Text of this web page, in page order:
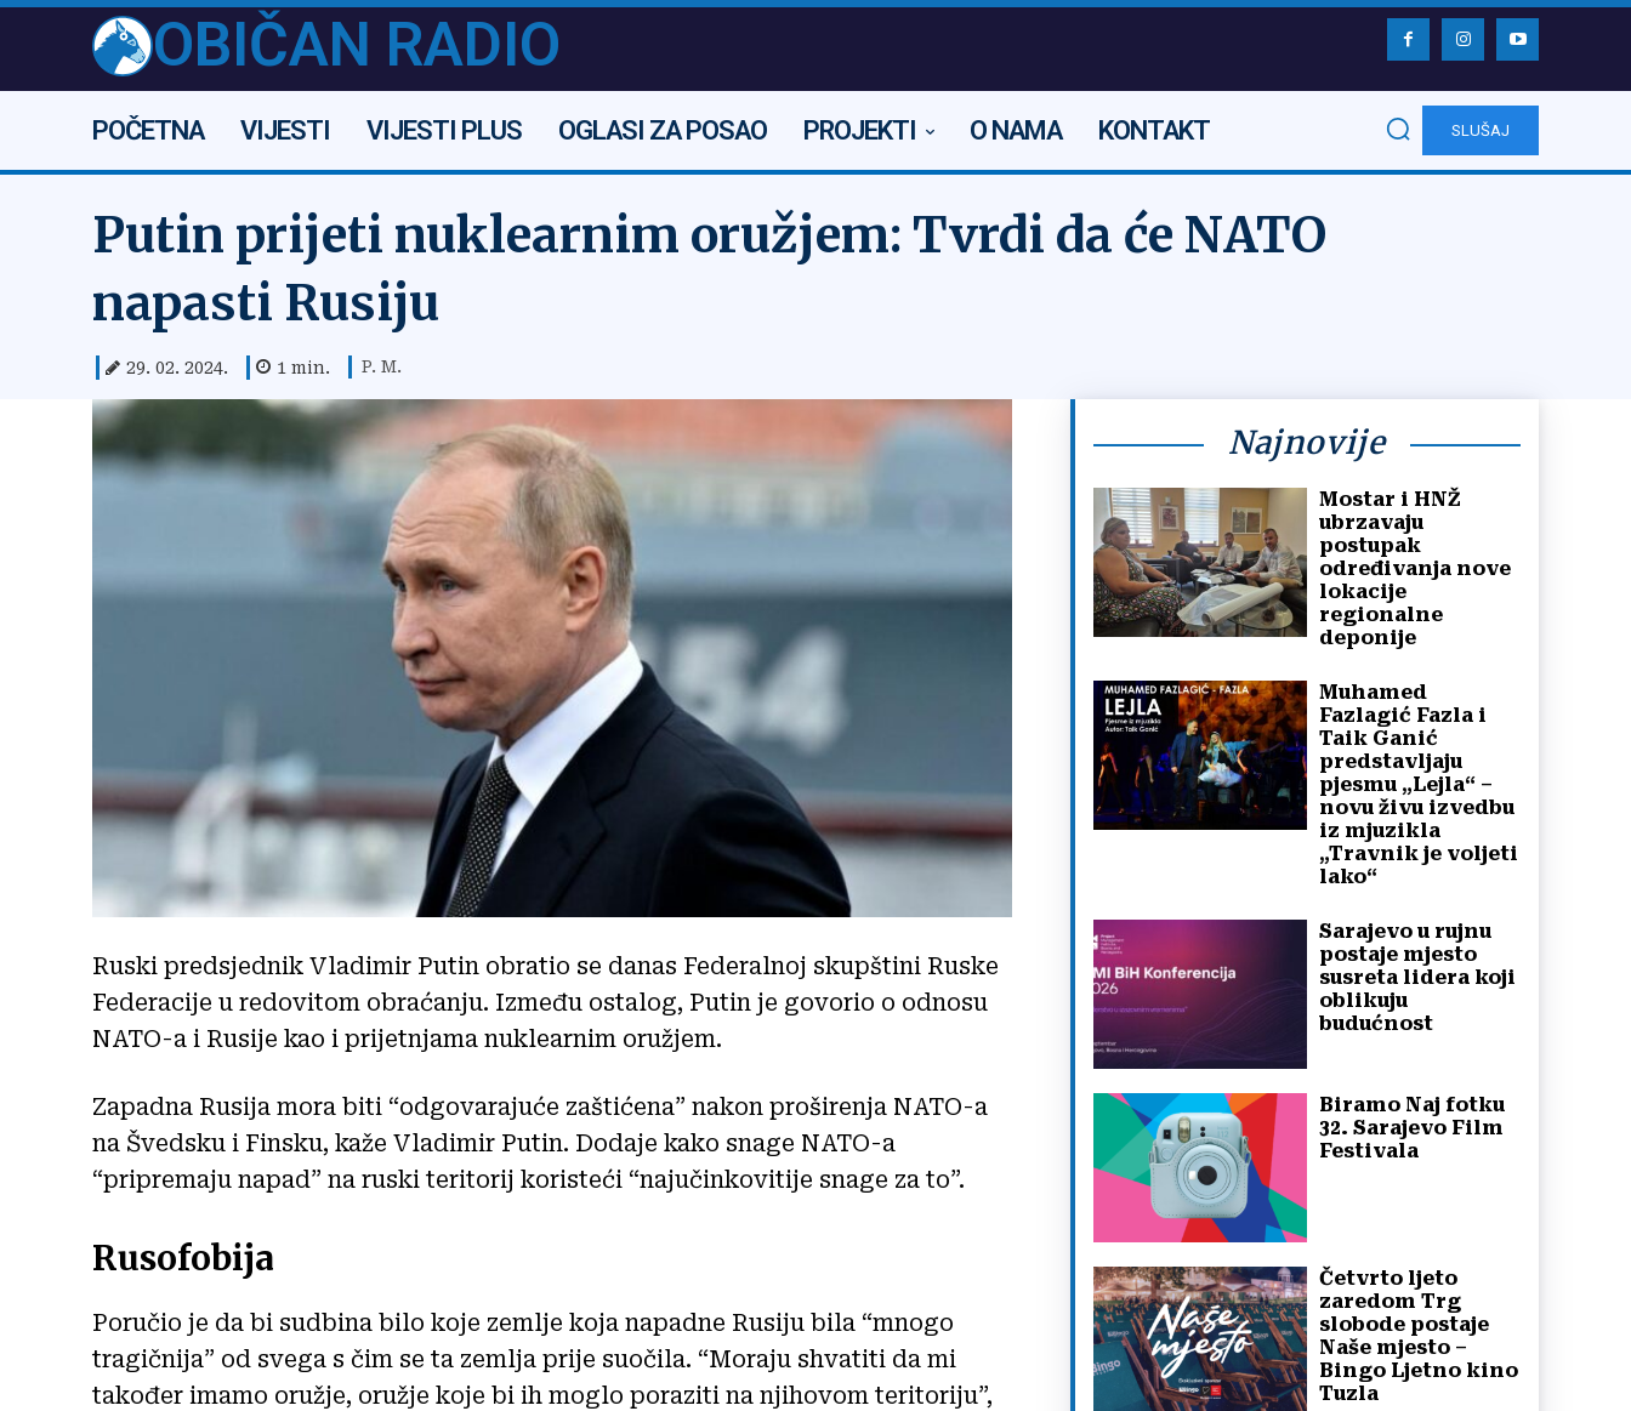
OBIČAN RADIO
POČETNA VIJESTI VIJESTI PLUS OGLASI ZA POSAO PROJEKTI O NAMA KONTAKT SLUŠAJ
Putin prijeti nuklearnim oružjem: Tvrdi da će NATO
napasti Rusiju
29. 02. 2024. 1 min. P. M.
Ruski predsjednik Vladimir Putin obratio se danas Federalnoj skupštini Ruske
Federacije u redovitom obraćanju. Između ostalog, Putin je govorio o odnosu
NATO-a i Rusije kao i prijetnjama nuklearnim oružjem.
Zapadna Rusija mora biti “odgovarajuće zaštićena” nakon proširenja NATO-a
na Švedsku i Finsku, kaže Vladimir Putin. Dodaje kako snage NATO-a
“pripremaju napad” na ruski teritorij koristeći “najučinkovitije snage za to”.
Rusofobija
Poručio je da bi sudbina bilo koje zemlje koja napadne Rusiju bila “mnogo
tragičnija” od svega s čim se ta zemlja prije suočila. “Moraju shvatiti da mi
također imamo oružje, oružje koje bi ih moglo poraziti na njihovom teritoriju”,
Najnovije
Mostar i HNŽ
ubrzavaju
postupak
određivanja nove
lokacije
regionalne
deponije
Muhamed
Fazlagić Fazla i
Taik Ganić
predstavljaju
pjesmu „Lejla“ –
novu živu izvedbu
iz mjuzikla
„Travnik je voljeti
lako“
Sarajevo u rujnu
postaje mjesto
susreta lidera koji
oblikuju
budućnost
Biramo Naj fotku
32. Sarajevo Film
Festivala
Četvrto ljeto
zaredom Trg
slobode postaje
Naše mjesto –
Bingo Ljetno kino
Tuzla